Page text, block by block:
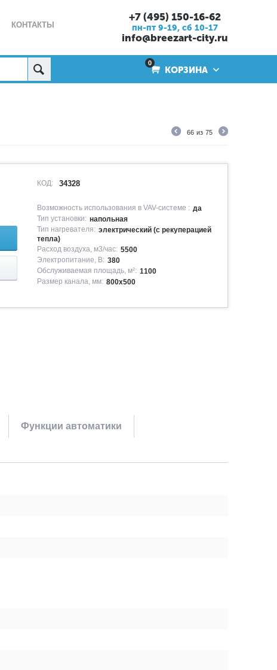
КОНТАКТЫ
+7 (495) 150-16-62
пн-пт 9-19, cб 10-17
info@breezart-city.ru
0
КОРЗИНА
66 из 75
КОД: 34328
Возможность использования в VAV-системе : да
Тип установки: напольная
Тип нагревателя: электрический (с рекуперацией
тепла)
Расход воздуха, м3/час: 5500
Электропитание, В: 380
Обслуживаемая площадь, м²: 1100
Размер канала, мм: 800x500
Функции автоматики